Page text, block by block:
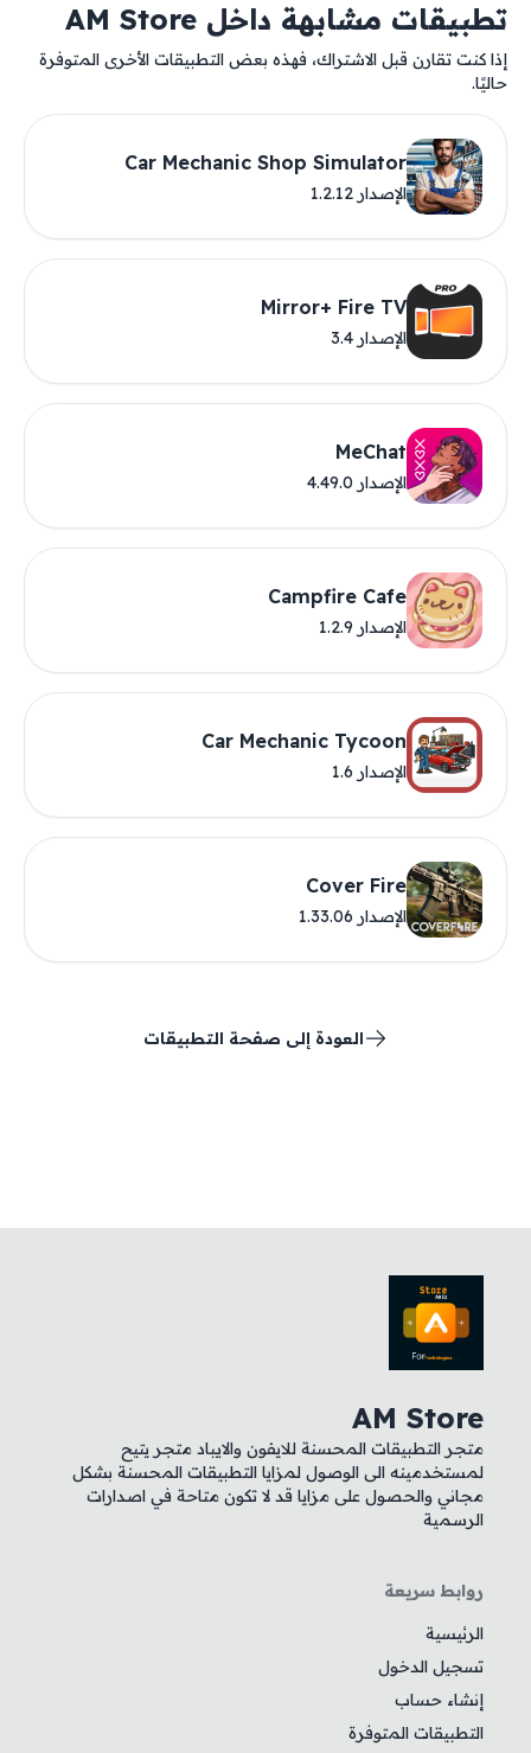
تطبيقات مشابهة داخل AM Store
إذا كنت تقارن قبل الاشتراك، فهذه بعض التطبيقات الأخرى المتوفرة
حاليًا.
Car Mechanic Shop Simulator
الإصدار 1.2.12
Mirror+ Fire TV
الإصدار 3.4
MeChat
الإصدار 4.49.0
Campfire Cafe
الإصدار 1.2.9
Car Mechanic Tycoon
الإصدار 1.6
Cover Fire
الإصدار 1.33.06
العودة إلى صفحة التطبيقات
AM Store
متجر التطبيقات المحسنة للايفون والايباد متجر يتيح
لمستخدمينه الى الوصول لمزايا التطبيقات المحسنة بشكل
مجاني والحصول على مزايا قد لا تكون متاحة في اصدارات
الرسمية
روابط سريعة
الرئيسية
تسجيل الدخول
إنشاء حساب
التطبيقات المتوفرة